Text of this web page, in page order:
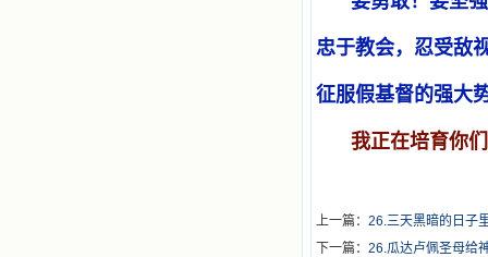
忠于教会，忍受敌
征服假基督的强大
我正在培育你
上一篇： 26.三天黑暗的日子
下一篇： 26.瓜达卢佩圣母给